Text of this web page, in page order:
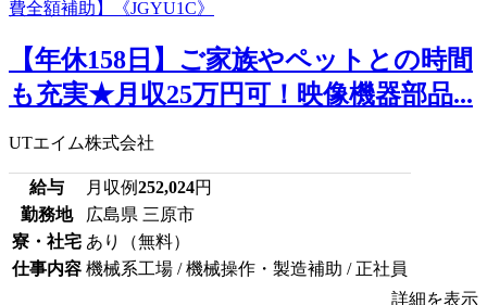
【年休158日】ご家族やペットとの時間
も充実★月収25万円可！映像機器部品...
UTエイム株式会社
給与 月収例252,024円
勤務地
広島県 三原市
寮・社宅 あり（無料）
仕事内容 機械系工場 / 機械操作・製造補助 / 正社員
詳細を表示